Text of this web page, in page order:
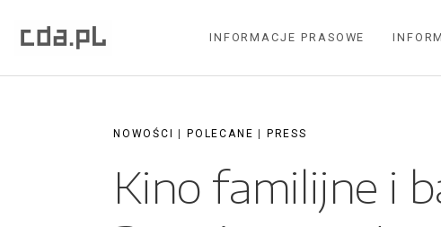
INFORMACJE PRASOWE
NOWOŚCI POLECANE PRESS
Kino familijne i